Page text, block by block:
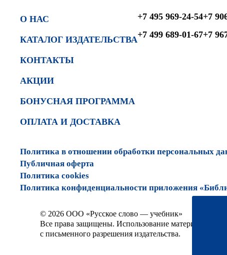
О НАС
КАТАЛОГ ИЗДАТЕЛЬСТВА
КОНТАКТЫ
АКЦИИ
БОНУСНАЯ ПРОГРАММА
ОПЛАТА И ДОСТАВКА
+7 495 969-24-54
+7 499 689-01-67
+7
+7
Политика в отношении обработки персональных
Публичная оферта
Политика cookies
Политика конфиденциальности приложения
© 2026 ООО «Русское слово — учебник»
Все права защищены. Использование материалов
с письменного разрешения издательства.